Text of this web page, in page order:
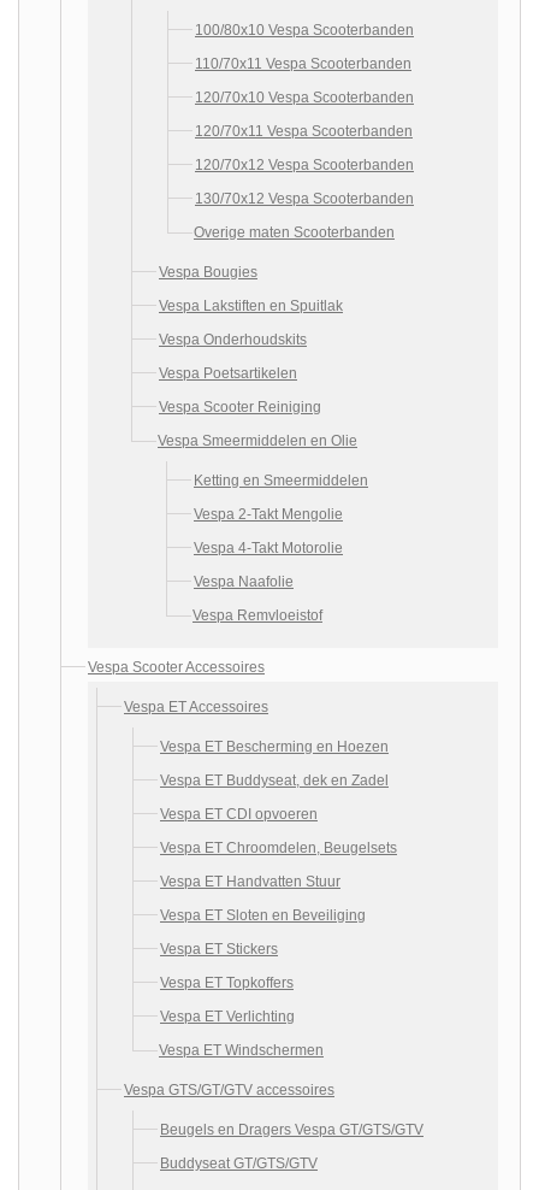
100/80x10 Vespa Scooterbanden
110/70x11 Vespa Scooterbanden
120/70x10 Vespa Scooterbanden
120/70x11 Vespa Scooterbanden
120/70x12 Vespa Scooterbanden
130/70x12 Vespa Scooterbanden
Overige maten Scooterbanden
Vespa Bougies
Vespa Lakstiften en Spuitlak
Vespa Onderhoudskits
Vespa Poetsartikelen
Vespa Scooter Reiniging
Vespa Smeermiddelen en Olie
Ketting en Smeermiddelen
Vespa 2-Takt Mengolie
Vespa 4-Takt Motorolie
Vespa Naafolie
Vespa Remvloeistof
Vespa Scooter Accessoires
Vespa ET Accessoires
Vespa ET Bescherming en Hoezen
Vespa ET Buddyseat, dek en Zadel
Vespa ET CDI opvoeren
Vespa ET Chroomdelen, Beugelsets
Vespa ET Handvatten Stuur
Vespa ET Sloten en Beveiliging
Vespa ET Stickers
Vespa ET Topkoffers
Vespa ET Verlichting
Vespa ET Windschermen
Vespa GTS/GT/GTV accessoires
Beugels en Dragers Vespa GT/GTS/GTV
Buddyseat GT/GTS/GTV